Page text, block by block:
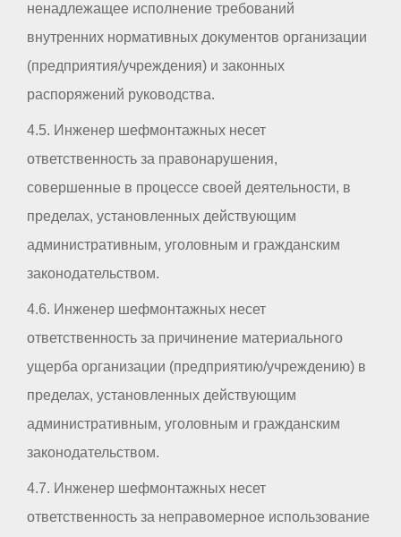
ненадлежащее исполнение требований
внутренних нормативных документов организации
(предприятия/учреждения) и законных
распоряжений руководства.
4.5. Инженер шефмонтажных несет
ответственность за правонарушения,
совершенные в процессе своей деятельности, в
пределах, установленных действующим
административным, уголовным и гражданским
законодательством.
4.6. Инженер шефмонтажных несет
ответственность за причинение материального
ущерба организации (предприятию/учреждению) в
пределах, установленных действующим
административным, уголовным и гражданским
законодательством.
4.7. Инженер шефмонтажных несет
ответственность за неправомерное использование